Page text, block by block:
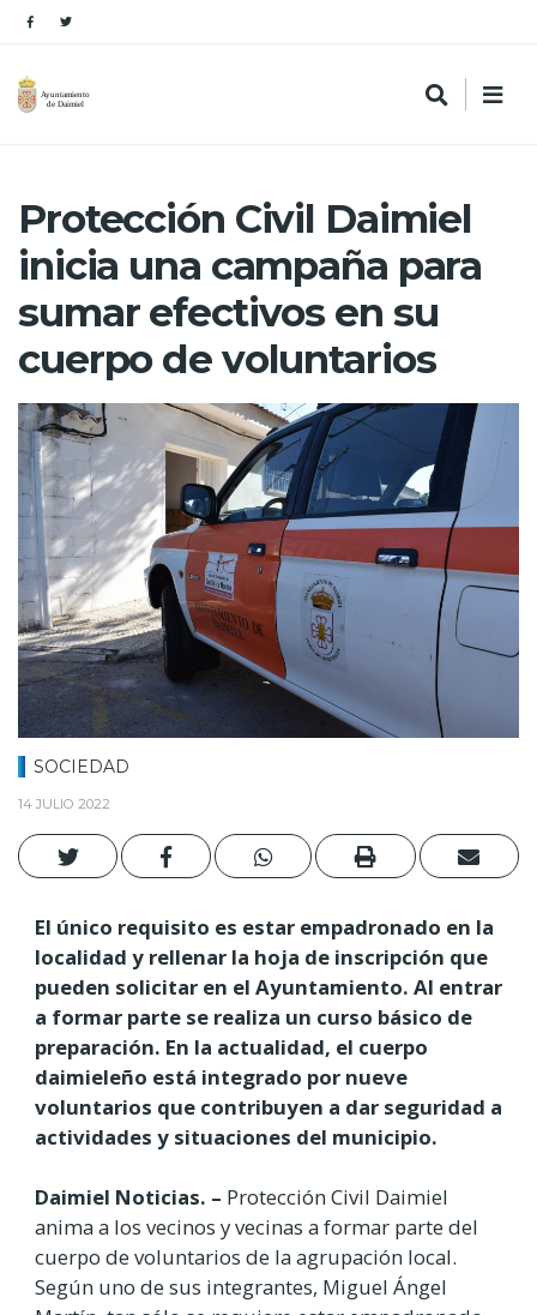
Protección Civil Daimiel
inicia una campaña para
sumar efectivos en su
cuerpo de voluntarios
SOCIEDAD
14 JULIO 2022
El único requisito es estar empadronado en la
localidad y rellenar la hoja de inscripción que
pueden solicitar en el Ayuntamiento. Al entrar
a formar parte se realiza un curso básico de
preparación. En la actualidad, el cuerpo
daimieleño está integrado por nueve
voluntarios que contribuyen a dar seguridad a
actividades y situaciones del municipio.
Daimiel Noticias. – Protección Civil Daimiel
anima a los vecinos y vecinas a formar parte del
cuerpo de voluntarios de la agrupación local.
Según uno de sus integrantes, Miguel Ángel